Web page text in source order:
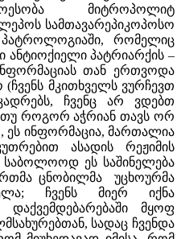
მიტროპოლიტ
სამთავარეპიკოპოსო
რომელიც
ანტიოქიელი პატრიარქის –
თან ერთვოდა
მკითხველს ვურჩევთ
ჩვენც არ ვდებთ
როგორ აჭრიან თავს ორ
ინფორმაცია, მართალია
ასადის რეჟიმის
საბოლოოდ ეს საშინელება
ცნობილმა უცხოურმა
ჩვენს მიერ იქნა
დაქვემდებარებაში მყოფ
სადაც ჩვენდა